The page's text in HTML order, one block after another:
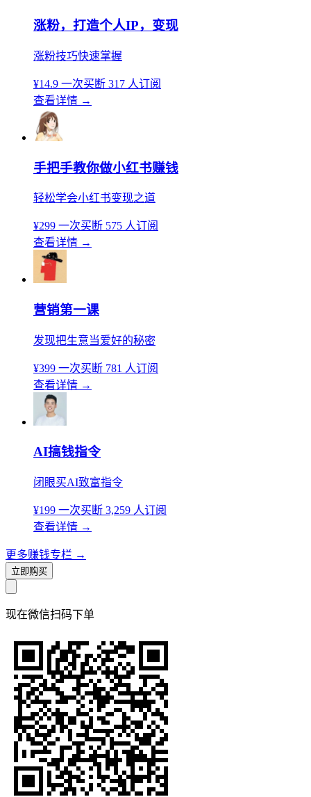
涨粉，打造个人IP，变现
涨粉技巧快速掌握
¥14.9 一次买断 317 人订阅
查看详情 →
手把手教你做小红书赚钱
轻松学会小红书变现之道
¥299 一次买断 575 人订阅
查看详情 →
营销第一课
发现把生意当爱好的秘密
¥399 一次买断 781 人订阅
查看详情 →
AI搞钱指令
闭眼买AI致富指令
¥199 一次买断 3,259 人订阅
查看详情 →
更多赚钱专栏 →
立即购买
现在微信扫码下单